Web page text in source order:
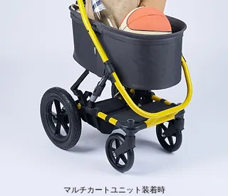
マルチカートユニット装着時